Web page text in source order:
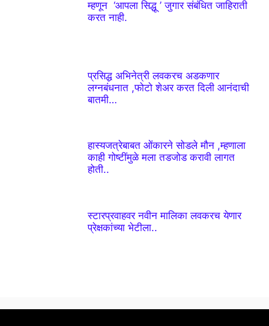
म्हणून ‘आपला सिद्धू ’ जुगार संबंधित जाहिराती
करत नाही.
प्रसिद्ध अभिनेत्री लवकरच अडकणार
लग्नबंधनात ,फोटो शेअर करत दिली आनंदाची
बातमी…
हास्यजत्रेबाबत ओंकारने सोडले मौन ,म्हणाला
काही गोष्टींमुळे मला तडजोड करावी लागत
होती..
स्टारप्रवाहवर नवीन मालिका लवकरच येणार
प्रेक्षकांच्या भेटीला..